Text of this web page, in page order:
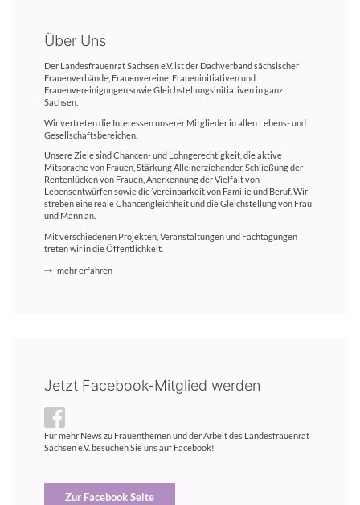
Über Uns
Der Landesfrauenrat Sachsen e.V. ist der Dachverband sächsischer
Frauenverbände, Frauenvereine, Fraueninitiativen und
Frauenvereinigungen sowie Gleichstellungsinitiativen in ganz
Sachsen.
Wir vertreten die Interessen unserer Mitglieder in allen Lebens- und
Gesellschaftsbereichen.
Unsere Ziele sind Chancen- und Lohngerechtigkeit, die aktive
Mitsprache von Frauen, Stärkung Alleinerziehender, Schließung der
Rentenlücken von Frauen, Anerkennung der Vielfalt von
Lebensentwürfen sowie die Vereinbarkeit von Familie und Beruf. Wir
streben eine reale Chancengleichheit und die Gleichstellung von Frau
und Mann an.
Mit verschiedenen Projekten, Veranstaltungen und Fachtagungen
treten wir in die Öffentlichkeit.
mehr erfahren
Jetzt Facebook-Mitglied werden
Für mehr News zu Frauenthemen und der Arbeit des Landesfrauenrat
Sachsen e.V. besuchen Sie uns auf Facebook!
Zur Facebook Seite